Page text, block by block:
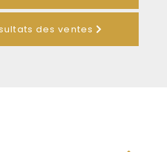
des ventes